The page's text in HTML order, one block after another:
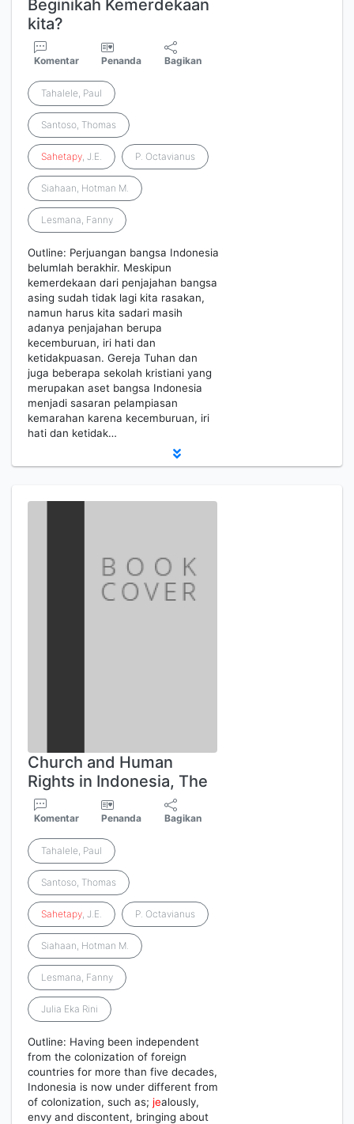
Beginikah Kemerdekaan
kita?
Komentar Penanda Bagikan
Tahalele, Paul
Santoso, Thomas
Sahetapy, J.E. P. Octavianus
Siahaan, Hotman M.
Lesmana, Fanny
Outline: Perjuangan bangsa Indonesia
belumlah berakhir. Meskipun
kemerdekaan dari penjajahan bangsa
asing sudah tidak lagi kita rasakan,
namun harus kita sadari masih
adanya penjajahan berupa
kecemburuan, iri hati dan
ketidakpuasan. Gereja Tuhan dan
juga beberapa sekolah kristiani yang
merupakan aset bangsa Indonesia
menjadi sasaran pelampiasan
kemarahan karena kecemburuan, iri
hati dan ketidak…
Church and Human
Rights in Indonesia, The
Komentar Penanda Bagikan
Tahalele, Paul
Santoso, Thomas
Sahetapy, J.E. P. Octavianus
Siahaan, Hotman M.
Lesmana, Fanny
Julia Eka Rini
Outline: Having been independent
from the colonization of foreign
countries for more than five decades,
Indonesia is now under different from
of colonization, such as; jealously,
envy and discontent, bringing about